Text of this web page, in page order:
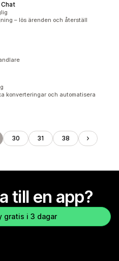
Chat
– lös ärenden och återställ
konverteringar och automatisera
30 31 38
till en app?
gratis i 3 dagar